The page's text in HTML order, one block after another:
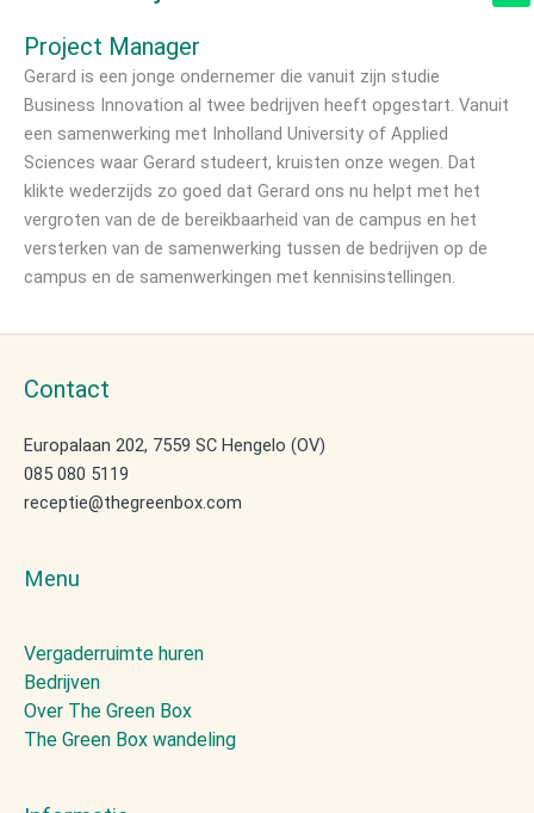
n
Project Manager
Gerard is een jonge ondernemer die vanuit zijn studie
Business Innovation al twee bedrijven heeft opgestart. Vanuit
een samenwerking met Inholland University of Applied
Sciences waar Gerard studeert, kruisten onze wegen. Dat
klikte wederzijds zo goed dat Gerard ons nu helpt met het
vergroten van de de bereikbaarheid van de campus en het
versterken van de samenwerking tussen de bedrijven op de
campus en de samenwerkingen met kennisinstellingen.
Contact
Europalaan 202, 7559 SC Hengelo (OV)
085 080 5119
receptie@thegreenbox.com
Menu
Vergaderruimte huren
Bedrijven
Over The Green Box
The Green Box wandeling